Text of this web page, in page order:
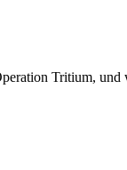
Tritium,